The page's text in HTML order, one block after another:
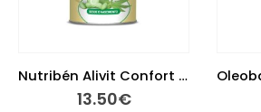
Nutribén Alivit Confort Infusão 150g
13.50€